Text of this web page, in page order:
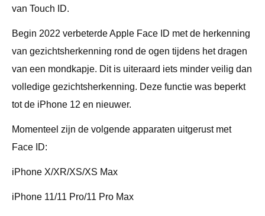
van Touch ID.
Begin 2022 verbeterde Apple Face ID met de herkenning
van gezichtsherkenning rond de ogen tijdens het dragen
van een mondkapje. Dit is uiteraard iets minder veilig dan
volledige gezichtsherkenning. Deze functie was beperkt
tot de iPhone 12 en nieuwer.
Momenteel zijn de volgende apparaten uitgerust met
Face ID:
iPhone X/XR/XS/XS Max
iPhone 11/11 Pro/11 Pro Max